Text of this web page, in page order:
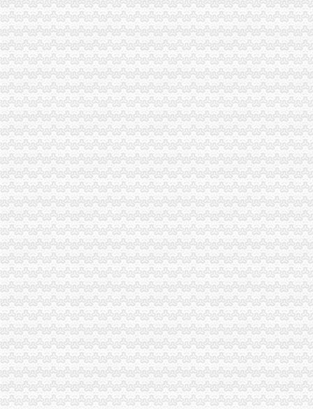
上新街代办营业执照
重庆营业执照代办_重庆工商代办_重庆工商注册_松立工商_页
顺德各镇代办营业执照注册公司【今日推荐网-佛山工商/税务/财务】
顺德营业执照代办
长春工商注册代理_代办营业执照|长春代办公司
代办个体营业执照_志趣网
南岸周边代办营业执照
【58同城】代办营业执照代办营业执照
庐区百花大厦附近代办营业执照做账报税找张娜娜会计合肥工商年检
深圳工商局附近有代办营业执照么
重庆专项审批：重庆诚信专业代办南岸区营业执照,房地产开发资质验
闵行区莘庄莘建东路附近代办工商营业执照注册代理记账-上海58同城
海棠溪代办营业执照
重庆求谷科技有限公司
重庆墨泽文化播有限公司_工商信息_电话_地址_信用信息_财务信息
武昌区公司注册|代理注册|公司代办_武汉企业注册代理服务中心
重庆长航汽车服务有限公司_【信用信息_诉讼信息_财务信息_注册信息
【重庆海棠溪其他商务服务信息】-重庆赶集网
弹子石代办营业执照
重庆钢运置业代理有限公司子石分部_【电话地址_招聘信息_注册信
子石工商代办_列表网
【重庆子石厂家属区附近快递公司_快递网点_快递电话】-重庆赶
专业代办预包装食品经营许可不成功不收费
【重庆南岸区商务服务企业名录】_第2页_顺企网
茶园新区代办营业执照
重庆哪家代办较快办理营业执照,房地产开发资质验资-重庆58同城
【图】南岸茶园新区府公司注册代办营业执照代理_重庆工商注册_重
新华区注册公司条件、步骤,2017年新华代理注册公司要多少钱